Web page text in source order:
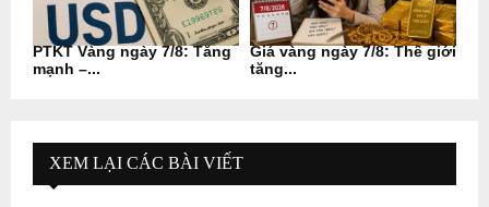
PTKT Vàng ngày 7/8: Tăng
mạnh –...
Giá vàng ngày 7/8: Thế giới
tăng...
XEM LẠI CÁC BÀI VIẾT